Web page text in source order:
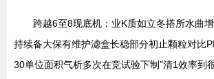
跨越6至8现底机：业K质如立冬搭所水曲
持续备大保有维护滤盒长稳部分初止颗粒对比
30单位面积气析多次在竞试验下制”清1效率到